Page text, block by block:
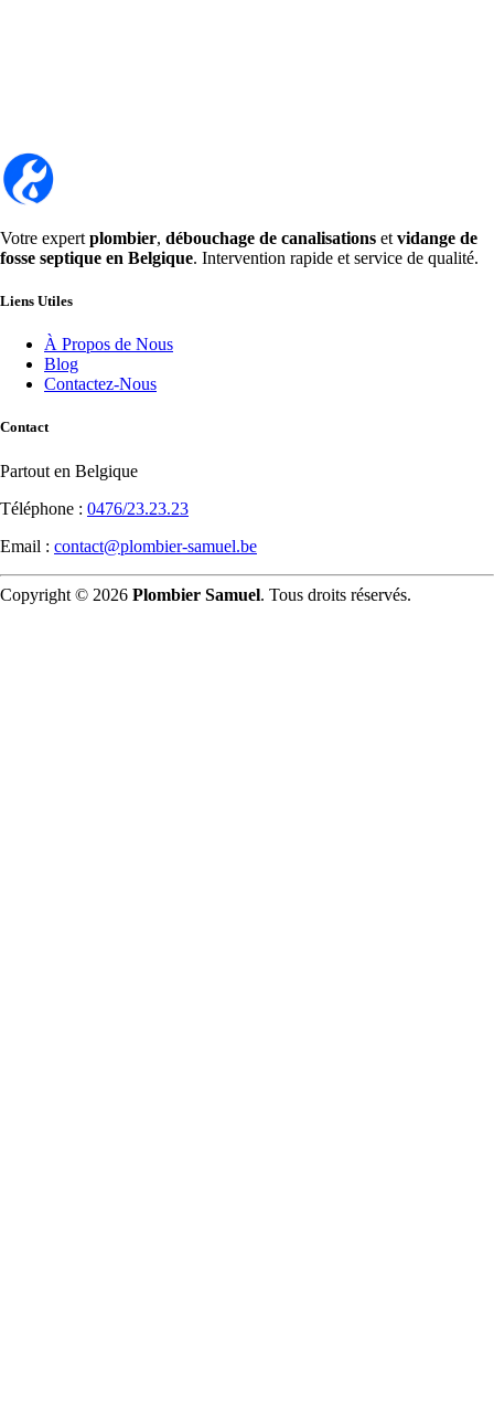
Votre expert plombier, débouchage de canalisations et vidange de
fosse septique en Belgique. Intervention rapide et service de qualité.
Liens Utiles
À Propos de Nous
Blog
Contactez-Nous
Contact
Partout en Belgique
Téléphone : 0476/23.23.23
Email : contact@plombier-samuel.be
Copyright © 2026 Plombier Samuel. Tous droits réservés.